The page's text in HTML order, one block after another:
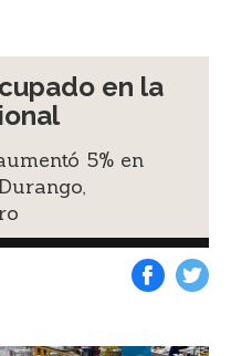
en la
5% en